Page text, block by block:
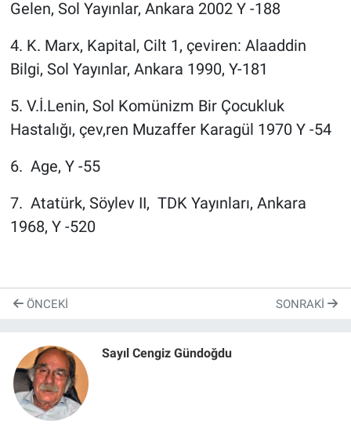
Gelen, Sol Yayınlar, Ankara 2002 Y -188
4.⁠ ⁠⁠K. Marx, Kapital, Cilt 1, çeviren: Alaaddin
Bilgi, Sol Yayınlar, Ankara 1990, Y-181
5.⁠ ⁠⁠V.İ.Lenin, Sol Komünizm Bir Çocukluk
Hastalığı, çev,ren Muzaffer Karagül 1970 Y -54
6.⁠ ⁠⁠ Age, Y -55
7.⁠ ⁠⁠ Atatürk, Söylev II, TDK Yayınları, Ankara
1968, Y -520
ÖNCEKI SONRAKI
Sayıl Cengiz Gündoğdu